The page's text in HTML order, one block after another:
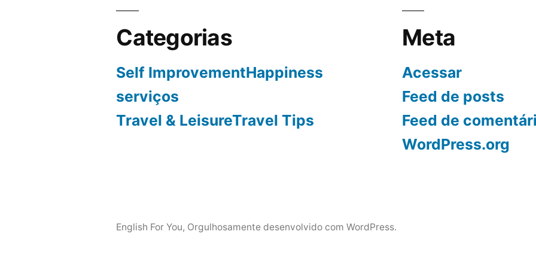
Categorias
Self ImprovementHappiness
serviços
Travel & LeisureTravel Tips
Meta
Acessar
Feed de posts
Feed de
WordPress.org
English For You, Orgulhosamente desenvolvido com WordPress.